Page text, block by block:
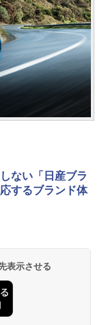
ない「日産ブラ
するブランド体
表示させる